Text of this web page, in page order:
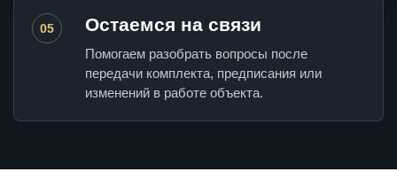
05 Остаемся на связи
Помогаем разобрать вопросы после
передачи комплекта, предписания или
изменений в работе объекта.